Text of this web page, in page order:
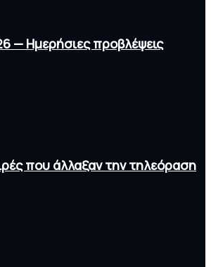
— Ημερήσιες προβλέψεις
που άλλαξαν την τηλεόραση